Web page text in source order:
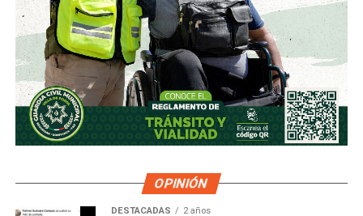
OPINIÓN
DESTACADAS 2 años